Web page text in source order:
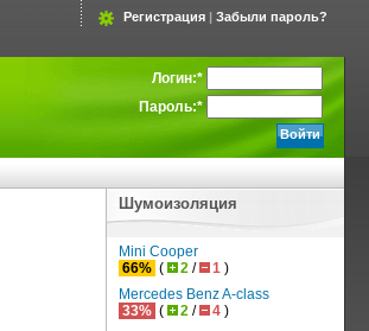
Регистрация | Забыли пароль?
Логин:*
Пароль:*
Шумоизоляция
Mini Cooper
66% ( 2 / 1 )
Mercedes Benz A-class
33% ( 2 / 4 )